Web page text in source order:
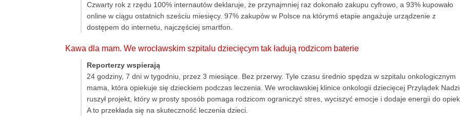
Czwarty rok z rzędu 100% internautów deklaruje, że przynajmniej raz dokonało zakupu cyfrowo, a 93% kupowało
online w ciągu ostatnich sześciu miesięcy. 97% zakupów w Polsce na którymś etapie angażuje urządzenie z
dostępem do internetu, najczęściej smartfon.
Kawa dla mam. We wrocławskim szpitalu dziecięcym tak ładują rodzicom baterie
Reporterzy wspierają
24 godziny, 7 dni w tygodniu, przez 3 miesiące. Bez przerwy. Tyle czasu średnio spędza w szpitalu onkologicznym
mama, która opiekuje się dzieckiem podczas leczenia. We wrocławskiej klinice onkologii dziecięcej Przylądek
ruszył projekt, który w prosty sposób pomaga rodzicom ograniczyć stres, wyciszyć emocje i dodaje energii do
A to przekłada się na skuteczność leczenia dzieci.